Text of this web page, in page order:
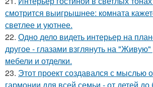
смотрится выигрышнее: комната
светлее и уютнее.
22. Одно дело видеть интерьер на
другое - глазами взглянуть на "Живую"
мебели и отделки.
23. Этот проект создавался с мыслью
гармонии для всей семьи - от детей